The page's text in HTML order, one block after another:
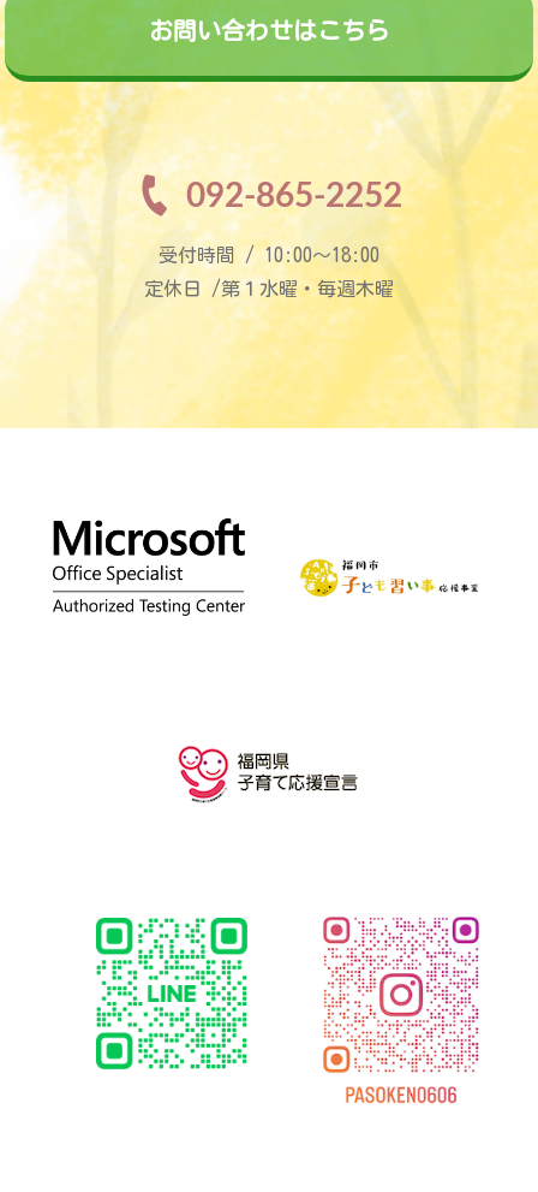
お問い合わせはこちら
092-865-2252
受付時間 / 10:00〜18:00
定休日 /第１水曜・毎週木曜